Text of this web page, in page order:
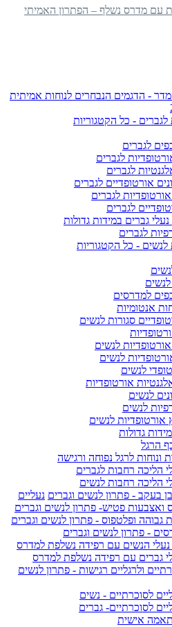
עם מדרס נשלף – הפתרון האמיתי
- הדגמים הנבחרים לנוחות אמיתית
לגברים - כל הקטגוריות
לגברים
לגברים
לגברים
אורטופדיים לגברים
לגברים
לגברים
גברים במידות גדולות
לגברים
לנשים - כל הקטגוריות
לנשים
למדרסים
אנטומיות
סגורות לנשים
לנשים
לנשים
לנשים
אורטופדיות
לנשים
לנשים
אורטופדיות לנשים
גדולות
הרגל
ונוחות לרגל נפוחה ורגישה
הליכה רחבות לגברים
הליכה רחבות לנשים
בעקב - פתרון לנשים וגברים נעליים
ואצבעות פטיש- פתרון לנשים וגברים
גבוהה ופלטפוס - פתרון לנשים וגברים
- פתרון לנשים וגברים
נעלי הנשים עם רפידה נשלפת למדרס
גברים עם רפידה נשלפת למדרס
ולרגליים רגישות - פתרון לנשים
לסוכרתיים - נשים
לסוכרתיים- גברים
אישית